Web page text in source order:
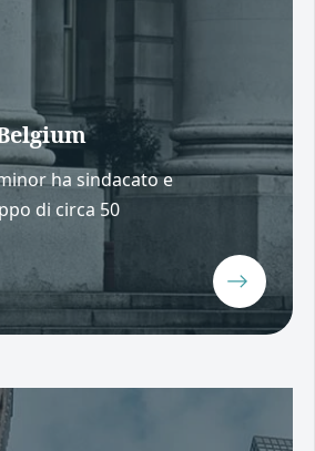
ha sindacato e
di circa 50